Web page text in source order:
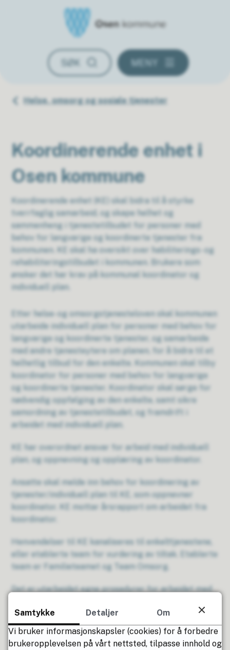
SØK MENY
Du er her:
Helse, omsorg og sosiale tjenester
Koordinerende enhet i
Osen kommune
Koordinerende enhet (KE) skal bidra til å styrke
tverrfaglig samarbeid, og skape helhet og
sammenheng i tjenestetilbudet for personer med
behov for langvarige og koordinerte tjenester fra
kommunen. KE skal ha oversikt over habiliterings- og
rehabiliteringstilbudet i kommunen. Brukere som
ønsker det har krav på kommunal koordinator og
individuell plan.
Etter helse- og omsorgstjenesteloven skal kommunen
utarbeide individuell plan for personer med behov for
langvarige og koordinerte tjenester, og samarbeide
med andre tjenesteytere om planen, for å bidra til et
helhetlig tilbud for den enkelte. Kommunen skal tilby
koordinator for personer med behov for langvarige
og koordinerte tjenester. Koordinator skal sørge for
nødvendig oppfølging av den enkelte, samt sikre
samordning av tjenestetilbudet, og framdrift i
arbeidet med individuell plan.
KE har overordnet ansvar for arbeid med individuell
plan, og oppnevning og opplæring av koordinator.
Ansatte skal melde inn behov for koordinering av
tjenester/individuell plan til KE, som oppnevner
koordinator. KE mottar årsrapport om arbeidet fra
koordinator.
Henvendelser til KE kanaliseres til enkelttjenestene,
eller etablerte team for vurdering av tiltak. Etablerte
team er Familieteamet og Team Omsorg.
Det er utarbeidet egne prosedyrer for arbeidet med
ansvarsgrupper.
Samtykke Detaljer
Om
Vi bruker informasjonskapsler (cookies) for å forbedre
brukeropplevelsen på vårt nettsted, tilpasse innhold og